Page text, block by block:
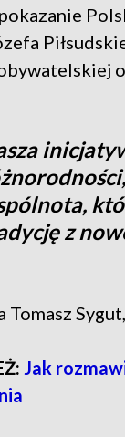
z
Tomasz
Jak